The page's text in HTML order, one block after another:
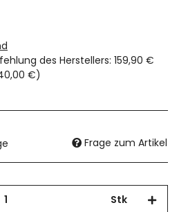
des Herstellers: 159,90 €
€)
Frage zum Artikel
Stk